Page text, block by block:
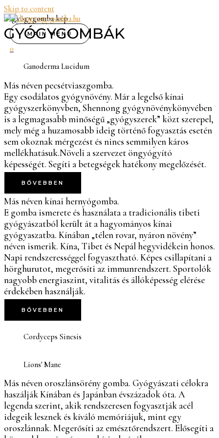
Skip to content
MAIN MENU
0
GYÓGYGOMBÁK
Ganoderma Lucidum
Más néven pecsétviaszgomba.
Egy csodálatos gyógynövény. Már a legelső kínai
gyógyszerkönyvben, Shennong gyógynövénykönyvében
is a legmagasabb minőségű „gyógyszerek” közt szerepel,
mely még a huzamosabb ideig történő fogyasztás esetén
sem okoznak mérgezést és nincs semmilyen káros
mellékhatásuk.Növeli a szervezet öngyógyító
képességét. Segíti a betegségek hatékony megelőzését.
BŐVEBBEN
Más néven kínai hernyógomba.
E gomba ismerete és használata a tradicionális tibeti
gyógyászatból került át a hagyományos kínai
gyógyaszatba. Kínában „télen rovar, nyáron növény”
néven ismerik. Kína, Tibet és Nepál hegyvidékein honos.
Napi rendszerességgel fogyasztható. Képes csillapítani a
hörghurutot, megerősíti az immunrendszert. Sportolók
nagyobb energiaszint, vitalitás és állóképesség elérése
érdekében használják.
BŐVEBBEN
Cordyceps Sinesis
Lions' Mane
Más néven oroszlánsörény gomba. Gyógyászati célokra
haszálják Kínában és Japánban évszázadok óta. A
legenda szerint, akik rendszeresen fogyasztják acél
idegeik lesznek és kíváló memóriájuk, mint egy
oroszlánnak. Megerősíti az emésztőrendszert. Elősegíti a